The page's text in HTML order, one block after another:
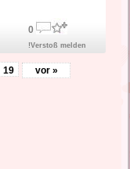
0
!Verstoß melden
19 vor »